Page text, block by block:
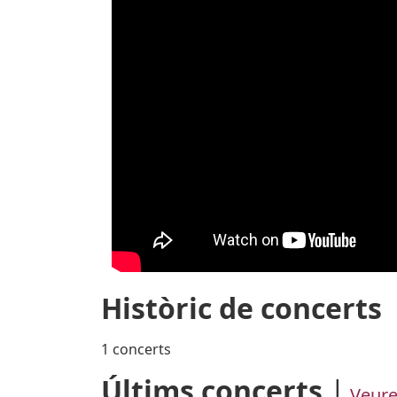
Històric de concerts
1 concerts